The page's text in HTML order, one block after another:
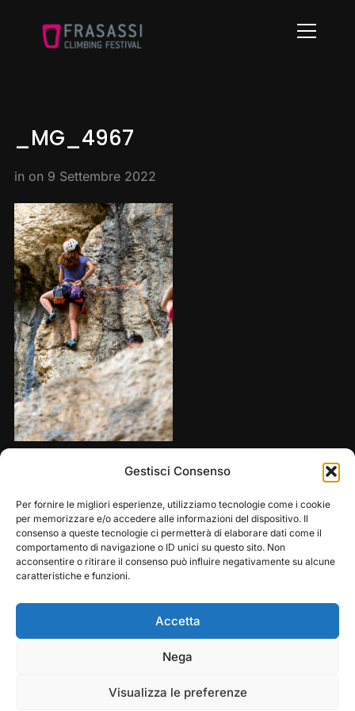
Gestisci Consenso
Per fornire le migliori esperienze, utilizziamo tecnologie come i cookie
per memorizzare e/o accedere alle informazioni del dispositivo. Il
consenso a queste tecnologie ci permetterà di elaborare dati come il
comportamento di navigazione o ID unici su questo sito. Non
acconsentire o ritirare il consenso può influire negativamente su alcune
caratteristiche e funzioni.
Accetta
Nega
Visualizza le preferenze
Info
_MG_4967
in on 9 Settembre 2022
Copyright © 2026 — Frasassi Climbing Festival. All
Rights Reserved